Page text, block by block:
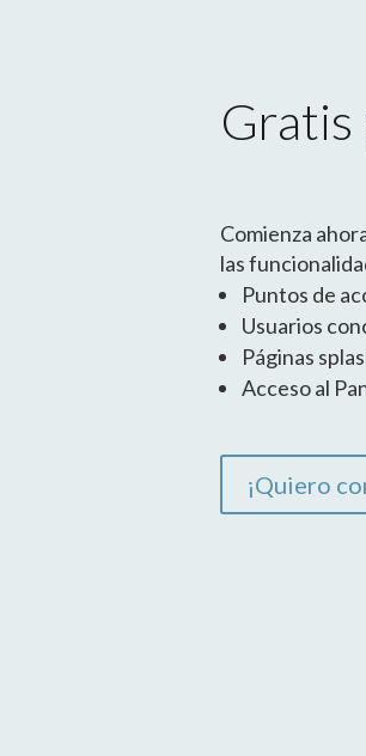
Gratis
Comienza
las
Puntos de
Usuarios
Páginas
Acceso al
¡Quiero